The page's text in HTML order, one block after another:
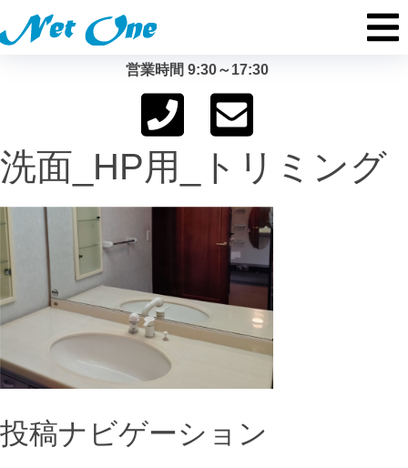
営業時間 9:30～17:30
洗面_HP用_トリミング
投稿ナビゲーション